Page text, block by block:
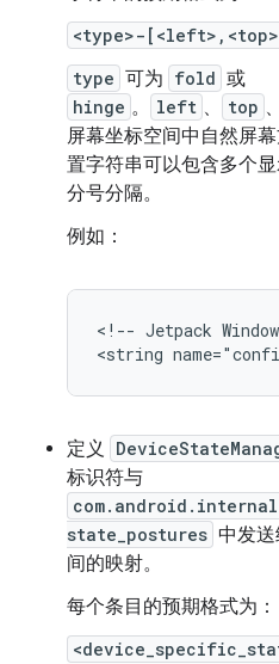
<type>-
type 可为 fold 或
hinge 。 left 、 top 、
屏幕坐标空间中自然屏
置字符串可以包含多个
分号分隔。
例如：
<!-- Jetpack
定义
标识符与
state_postures 中发
间的映射。
每个条目的预期格式为：